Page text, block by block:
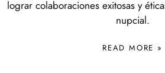
lograr colaboraciones exitosas y
nupcial.
READ MORE »